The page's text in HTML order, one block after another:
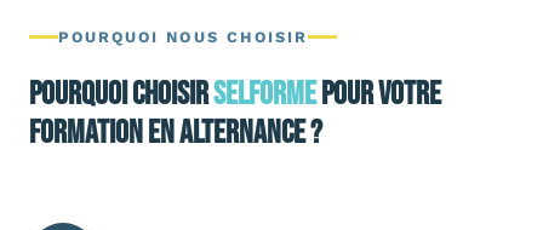
POURQUOI NOUS CHOISIR
Pourquoi choisirSELFORMEpour votre
formation en alternance ?